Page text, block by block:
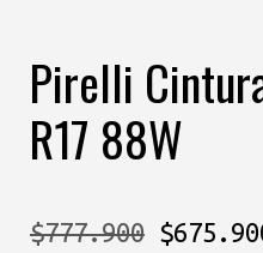
Pirelli
R17 88W
$777.900 El
$